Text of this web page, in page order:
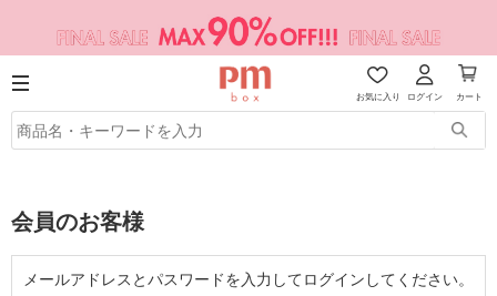
お気に入り ログイン カート
会員のお客様
メールアドレスとパスワードを入力してログインしてください。